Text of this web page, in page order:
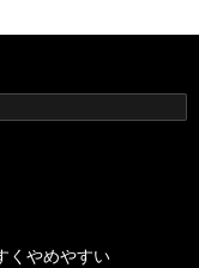
くやめやすい